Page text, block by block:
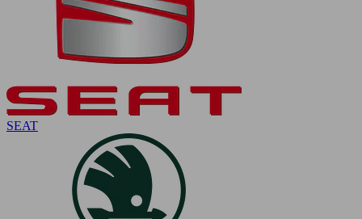
SEAT